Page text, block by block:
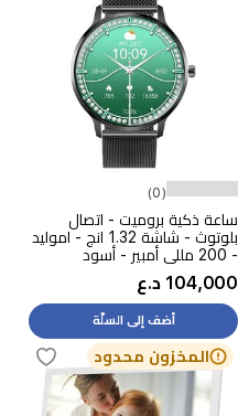
(0)
ساعة ذكية بروميت - اتصال
بلوتوث - شاشة 1.32 انج - اموليد
- 200 مللي أمبير - أسود
104,000 د.ع
أضف إلى السلّة
المخزون محدود